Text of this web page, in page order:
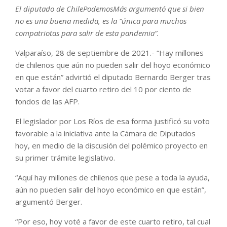
El diputado de ChilePodemosMás argumentó que si bien
no es una buena medida, es la “única para muchos
compatriotas para salir de esta pandemia”.
Valparaíso, 28 de septiembre de 2021.- “Hay millones
de chilenos que aún no pueden salir del hoyo económico
en que están” advirtió el diputado Bernardo Berger tras
votar a favor del cuarto retiro del 10 por ciento de
fondos de las AFP.
El legislador por Los Ríos de esa forma justificó su voto
favorable a la iniciativa ante la Cámara de Diputados
hoy, en medio de la discusión del polémico proyecto en
su primer trámite legislativo.
“Aquí hay millones de chilenos que pese a toda la ayuda,
aún no pueden salir del hoyo económico en que están”,
argumentó Berger.
“Por eso, hoy voté a favor de este cuarto retiro, tal cual